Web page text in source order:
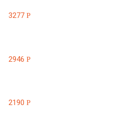
3277Р
2946Р
2190Р